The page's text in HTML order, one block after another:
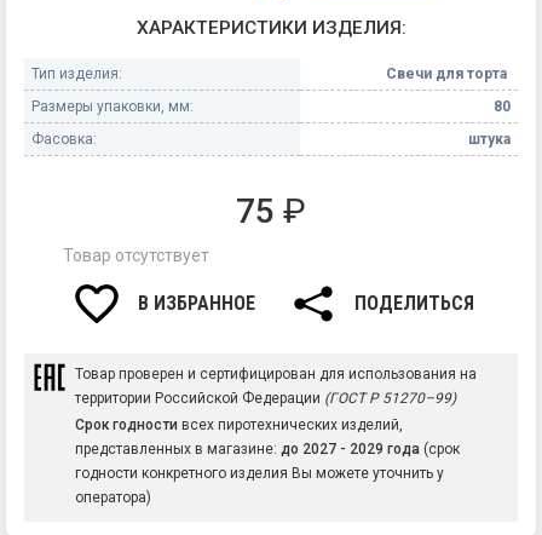
ХАРАКТЕРИСТИКИ ИЗДЕЛИЯ:
Тип изделия:
Свечи для торта
Размеры упаковки, мм:
80
Фасовка:
штука
75 ₽
Товар отсутствует
В ИЗБРАННОЕ ПОДЕЛИТЬСЯ
Товар проверен и сертифицирован для использования на
территории Российской Федерации (ГОСТ Р 51270–99)
Срок годности всех пиротехнических изделий,
представленных в магазине: до 2027 - 2029 года (срок
годности конкретного изделия Вы можете уточнить у
оператора)